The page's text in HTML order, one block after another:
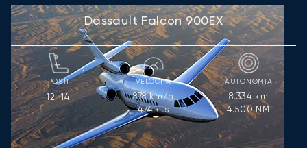
Dassault Falcon 900EX
POSTI
12-14
VELOCITÀ
878km/h
474kts
AUTONOMIA
8.334 km
4.500NM